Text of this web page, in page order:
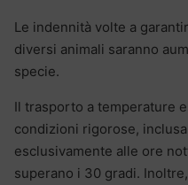
Le indennità volte a
diversi animali saranno
specie.
Il trasporto a temperature
condizioni rigorose,
esclusivamente alle ore
superano i 30 gradi.